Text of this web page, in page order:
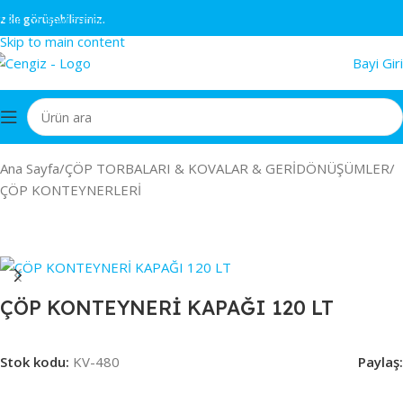
Skip to navigation
Skip to main content
Bayi
Ana Sayfa/ÇÖP TORBALARI & KOVALAR & GERİDÖNÜŞÜMLER/
ÇÖP KONTEYNERLERİ
ÇÖP KONTEYNERİ KAPAĞI 120 LT
Stok kodu: KV-480 Paylaş: